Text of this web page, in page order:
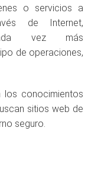
o servicios a
de Internet,
vez más
de operaciones,
los conocimientos
sitios web de
seguro.